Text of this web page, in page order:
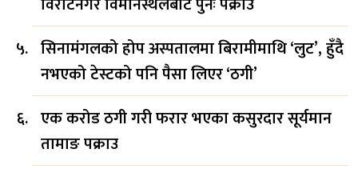
सिनामंगलको होप अस्पतालमा बिरामीमाथि ‘लुट’, हुँदै
नभएको टेस्टको पनि पैसा लिएर ‘ठगी’
एक करोड ठगी गरी फरार भएका कसुरदार सूर्यमान
तामाङ पक्राउ